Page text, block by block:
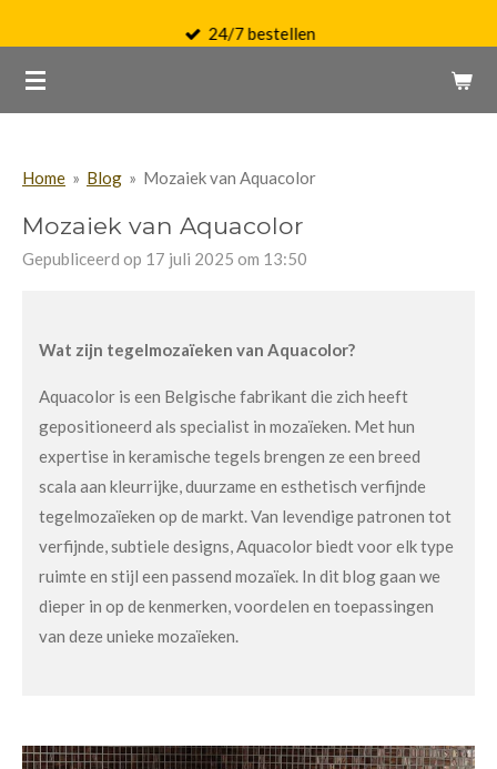
naar
de
24/7 bestellen
Home » Blog » Mozaiek van Aquacolor
Mozaiek van Aquacolor
Gepubliceerd op 17 juli 2025 om 13:50
Wat zijn tegelmozaïeken van Aquacolor?
Aquacolor is een Belgische fabrikant die zich heeft
gepositioneerd als specialist in mozaïeken. Met hun
expertise in keramische tegels brengen ze een breed
scala aan kleurrijke, duurzame en esthetisch verfijnde
tegelmozaïeken op de markt. Van levendige patronen tot
verfijnde, subtiele designs, Aquacolor biedt voor elk type
ruimte en stijl een passend mozaïek. In dit blog gaan we
dieper in op de kenmerken, voordelen en toepassingen
van deze unieke mozaïeken.